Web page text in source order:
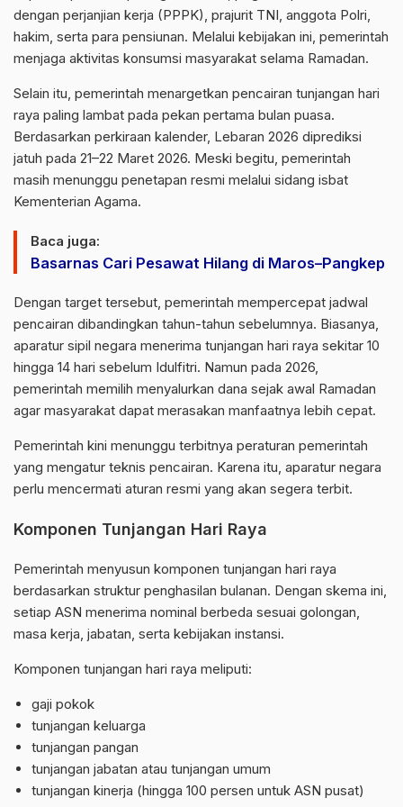
dengan perjanjian kerja (PPPK), prajurit TNI, anggota Polri,
hakim, serta para pensiunan. Melalui kebijakan ini, pemerintah
menjaga aktivitas konsumsi masyarakat selama Ramadan.
Selain itu, pemerintah menargetkan pencairan tunjangan hari
raya paling lambat pada pekan pertama bulan puasa.
Berdasarkan perkiraan kalender, Lebaran 2026 diprediksi
jatuh pada 21–22 Maret 2026. Meski begitu, pemerintah
masih menunggu penetapan resmi melalui sidang isbat
Kementerian Agama.
Baca juga:
Basarnas Cari Pesawat Hilang di Maros–Pangkep
Dengan target tersebut, pemerintah mempercepat jadwal
pencairan dibandingkan tahun-tahun sebelumnya. Biasanya,
aparatur sipil negara menerima tunjangan hari raya sekitar 10
hingga 14 hari sebelum Idulfitri. Namun pada 2026,
pemerintah memilih menyalurkan dana sejak awal Ramadan
agar masyarakat dapat merasakan manfaatnya lebih cepat.
Pemerintah kini menunggu terbitnya peraturan pemerintah
yang mengatur teknis pencairan. Karena itu, aparatur negara
perlu mencermati aturan resmi yang akan segera terbit.
Komponen Tunjangan Hari Raya
Pemerintah menyusun komponen tunjangan hari raya
berdasarkan struktur penghasilan bulanan. Dengan skema ini,
setiap ASN menerima nominal berbeda sesuai golongan,
masa kerja, jabatan, serta kebijakan instansi.
Komponen tunjangan hari raya meliputi:
gaji pokok
tunjangan keluarga
tunjangan pangan
tunjangan jabatan atau tunjangan umum
tunjangan kinerja (hingga 100 persen untuk ASN pusat)